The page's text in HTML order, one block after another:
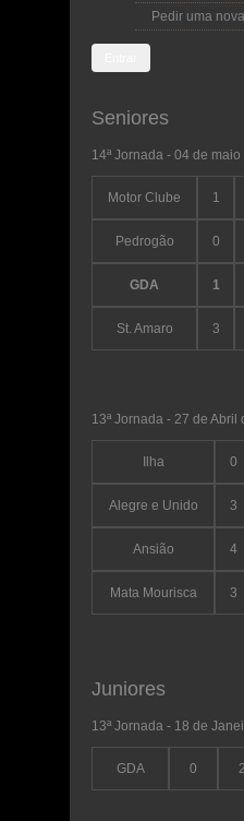
Pedir uma
Seniores
14ª Jornada - 04 de
Motor Clube 1
Pedrogão 0
GDA 1
St. Amaro 3
13ª Jornada - 27 de Abril
Ilha 0
Alegre e Unido 3
Ansião 4
Mata Mourisca 3
Juniores
13ª Jornada - 18 de
GDA 0 2